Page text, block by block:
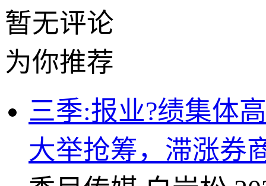
暂无评论
为你推荐
三季:报业?绩集体
大举抢筹，滞涨券